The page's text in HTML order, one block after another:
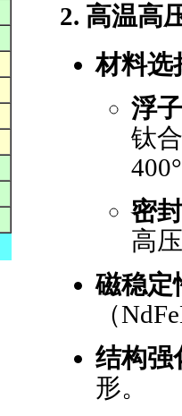
2. 高温高
材料选
浮
钛
密
高
磁稳定
（
结构强
形。